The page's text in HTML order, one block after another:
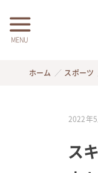
MENU
ホーム スポーツ
2022年
ス